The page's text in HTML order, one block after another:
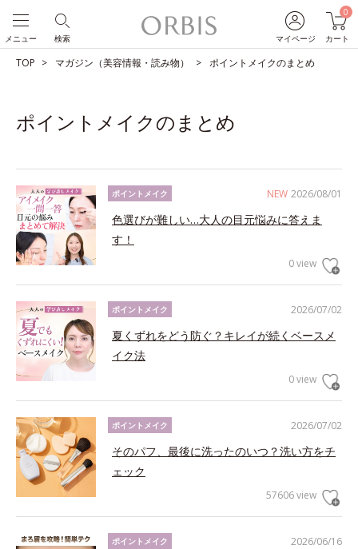
マイページ
0
カート
検索
メニュー
TOP マガジン（美容情報・読み物） ポイントメイクのまとめ
ポイントメイクのまとめ
NEW 2026/08/01
ポイントメイク
色選びが難しい…大人の目元悩みに答えま
す！
0 view
2026/07/02
ポイントメイク
夏くずれをどう防ぐ？キレイが続くベースメ
イク法
0 view
2026/07/02
ポイントメイク
そのパフ、最後に洗ったのいつ？洗い方をチ
ェック
57606 view
2026/06/16
ポイントメイク